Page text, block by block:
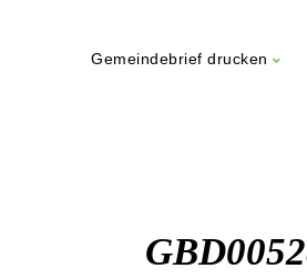
Gemeindebrief drucken